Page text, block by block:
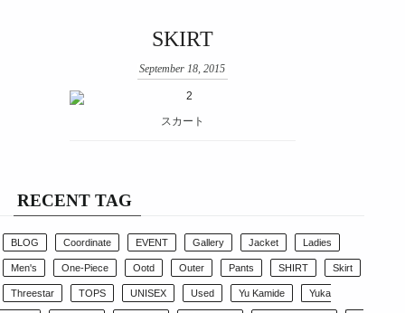
SKIRT
September 18, 2015
スカート
RECENT TAG
BLOG Coordinate EVENT Gallery Jacket Ladies
Men's One-Piece Ootd Outer Pants SHIRT Skirt
Threestar TOPS UNISEX Used Yu Kamide Yuka